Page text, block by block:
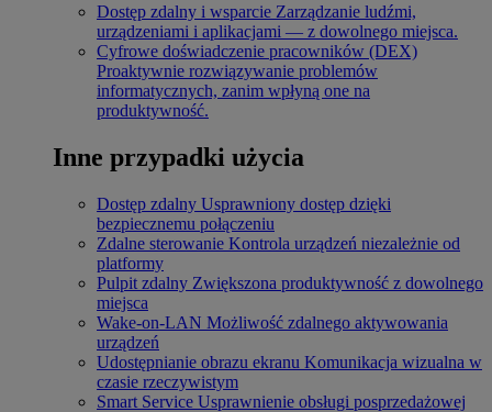
Dostęp zdalny i wsparcie Zarządzanie ludźmi,
urządzeniami i aplikacjami — z dowolnego miejsca.
Cyfrowe doświadczenie pracowników (DEX)
Proaktywnie rozwiązywanie problemów
informatycznych, zanim wpłyną one na
produktywność.
Inne przypadki użycia
Dostęp zdalny Usprawniony dostęp dzięki
bezpiecznemu połączeniu
Zdalne sterowanie Kontrola urządzeń niezależnie od
platformy
Pulpit zdalny Zwiększona produktywność z dowolnego
miejsca
Wake-on-LAN Możliwość zdalnego aktywowania
urządzeń
Udostępnianie obrazu ekranu Komunikacja wizualna w
czasie rzeczywistym
Smart Service Usprawnienie obsługi posprzedażowej